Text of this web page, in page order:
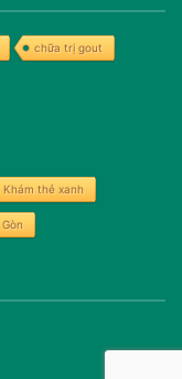
chữa trị gout
Khám thẻ xanh